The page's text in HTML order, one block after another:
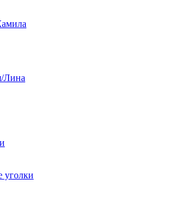
Лина
уголки